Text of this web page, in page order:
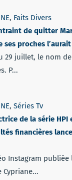
, Faits Divers
de quitter
ses proches
29 juillet, le nom
P...
, Séries Tv
de la série HPI
financières
Instagram publiée